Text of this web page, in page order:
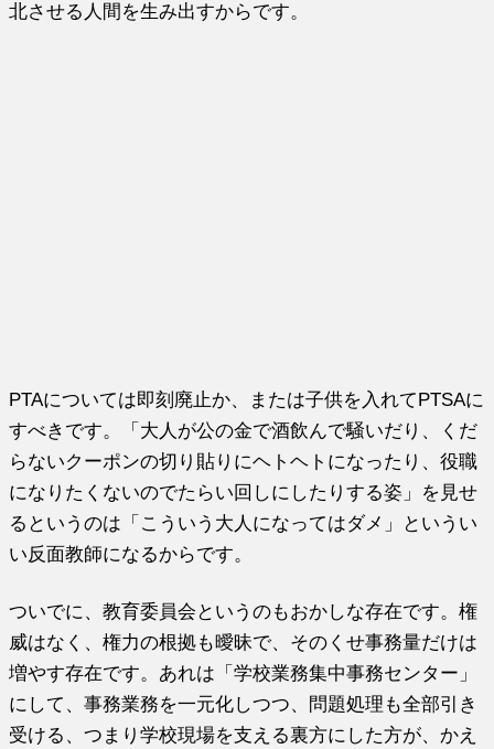
北させる人間を生み出すからです。
PTAについては即刻廃止か、または子供を入れてPTSAに
すべきです。「大人が公の金で酒飲んで騒いだり、くだ
らないクーポンの切り貼りにヘトヘトになったり、役職
になりたくないのでたらい回しにしたりする姿」を見せ
るというのは「こういう大人になってはダメ」というい
い反面教師になるからです。
ついでに、教育委員会というのもおかしな存在です。権
威はなく、権力の根拠も曖昧で、そのくせ事務量だけは
増やす存在です。あれは「学校業務集中事務センター」
にして、事務業務を一元化しつつ、問題処理も全部引き
受ける、つまり学校現場を支える裏方にした方が、かえ